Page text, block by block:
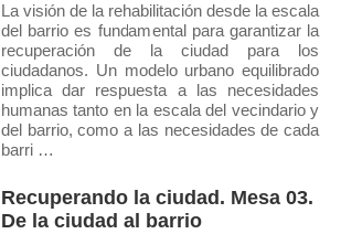
La visión de la rehabilitación desde la escala
del barrio es fundamental para garantizar la
recuperación de la ciudad para los
ciudadanos. Un modelo urbano equilibrado
implica dar respuesta a las necesidades
humanas tanto en la escala del vecindario y
del barrio, como a las necesidades de cada
barri …
Recuperando la ciudad. Mesa 03.
De la ciudad al barrio